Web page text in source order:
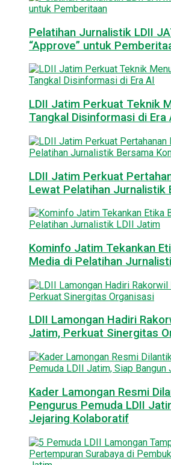
Pelatihan Jurnalistik LDII
“Approve” untuk
LDII Jatim Perkuat Teknik
Tangkal Disinformasi di Era
LDII Jatim Perkuat
Lewat Pelatihan Jurnalistik
Kominfo Jatim Tekankan
Media di Pelatihan
LDII Lamongan Hadiri
Jatim, Perkuat Sinergitas
Kader Lamongan Resmi
Pengurus Pemuda LDII
Jejaring Kolaboratif